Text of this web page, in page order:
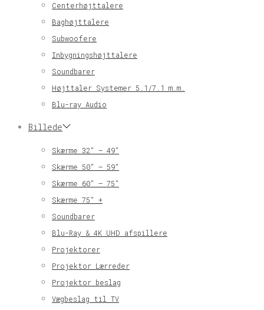
Centerhøjttalere
Baghøjttalere
Subwoofere
Inbygningshøjttalere
Soundbarer
Højttaler Systemer 5.1/7.1 m.m.
Blu-ray Audio
Billede
Skærme 32″ – 49″
Skærme 50″ – 59″
Skærme 60″ – 75″
Skærme 75″ +
Soundbarer
Blu-Ray & 4K UHD afspillere
Projektorer
Projektor Lærreder
Projektor beslag
Vægbeslag til TV